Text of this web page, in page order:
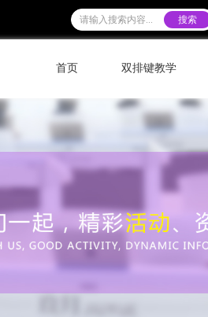
首页 双排键教学